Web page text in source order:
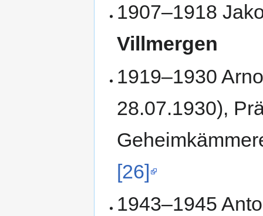
1907–1918
Villmergen
1919–1930
28.07.1930),
[26]
1943–1945